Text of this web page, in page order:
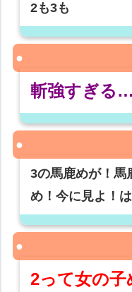
2も3も
斬強すぎる…
3の馬鹿めが！馬
め！今に見よ！
2って女の